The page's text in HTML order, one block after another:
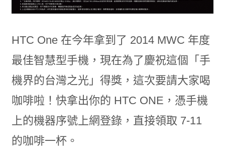
HTC One 在今年拿到了 2014 MWC 年度
最佳智慧型手機，現在為了慶祝這個「手
機界的台灣之光」得獎，這次要請大家喝
咖啡啦！快拿出你的 HTC ONE，憑手機
上的機器序號上網登錄，直接領取 7-11
的咖啡一杯。